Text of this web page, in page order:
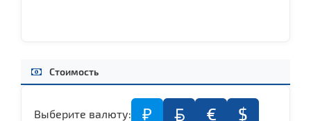
Стоимость
Выберите валюту: ₽ BYN € $